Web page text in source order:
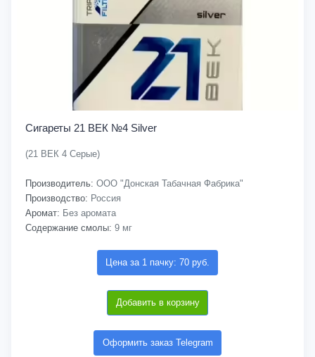
Сигареты 21 ВЕК №4 Silver
(21 ВЕК 4 Серые)
Производитель: ООО "Донская Табачная Фабрика"
Производство: Россия
Аромат: Без аромата
Содержание смолы: 9 мг
Цена за 1 пачку: 70 руб.
Добавить в корзину
Оформить заказ Telegram